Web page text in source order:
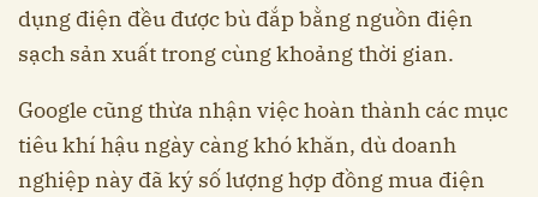
dụng điện đều được bù đắp bằng nguồn điện
sạch sản xuất trong cùng khoảng thời gian.
Google cũng thừa nhận việc hoàn thành các mục
tiêu khí hậu ngày càng khó khăn, dù doanh
nghiệp này đã ký số lượng hợp đồng mua điện